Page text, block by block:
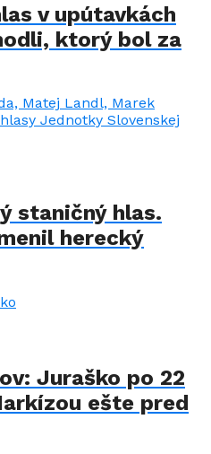
v upútavkách
ktorý bol za
staničný hlas.
herecký
Juraško po 22
ešte pred